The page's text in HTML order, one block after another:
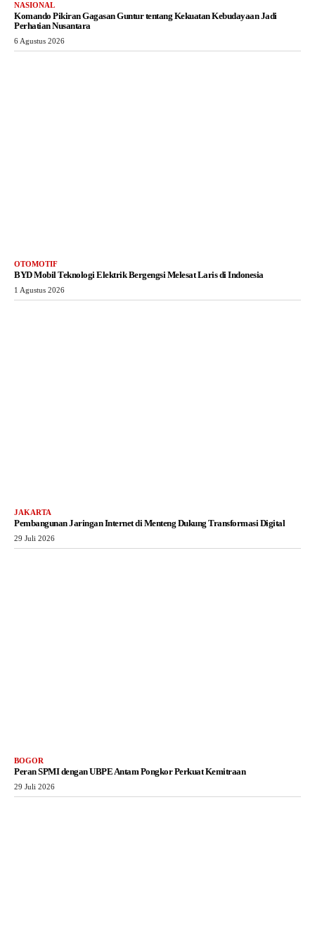
NASIONAL
Komando Pikiran Gagasan Guntur tentang Kekuatan Kebudayaan Jadi
Perhatian Nusantara
6 Agustus 2026
OTOMOTIF
BYD Mobil Teknologi Elektrik Bergengsi Melesat Laris di Indonesia
1 Agustus 2026
JAKARTA
Pembangunan Jaringan Internet di Menteng Dukung Transformasi Digital
29 Juli 2026
BOGOR
Peran SPMI dengan UBPE Antam Pongkor Perkuat Kemitraan
29 Juli 2026